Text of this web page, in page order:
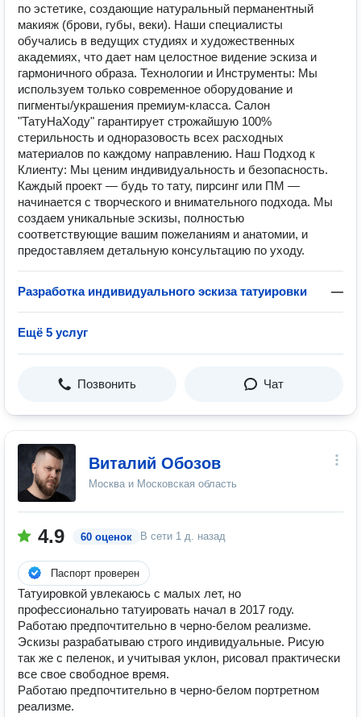
по эстетике, создающие натуральный перманентный
макияж (брови, губы, веки). Наши специалисты
обучались в ведущих студиях и художественных
академиях, что дает нам целостное видение эскиза и
гармоничного образа. Технологии и Инструменты: Мы
используем только современное оборудование и
пигменты/украшения премиум-класса. Салон
"ТатуНаХоду" гарантирует строжайшую 100%
стерильность и одноразовость всех расходных
материалов по каждому направлению. Наш Подход к
Клиенту: Мы ценим индивидуальность и безопасность.
Каждый проект — будь то тату, пирсинг или ПМ —
начинается с творческого и внимательного подхода. Мы
создаем уникальные эскизы, полностью
соответствующие вашим пожеланиям и анатомии, и
предоставляем детальную консультацию по уходу.
Разработка индивидуального эскиза татуировки —
Ещё 5 услуг
Позвонить Чат
Виталий Обозов
Москва и Московская область
4.9 60 оценок В сети 1 д. назад
Паспорт проверен
Татуировкой увлекаюсь с малых лет, но
профессионально татуировать начал в 2017 году.
Работаю предпочтительно в черно-белом реализме.
Эскизы разрабатываю строго индивидуальные. Рисую
так же с пеленок, и учитывая уклон, рисовал практически
все свое свободное время.
Работаю предпочтительно в черно-белом портретном
реализме.